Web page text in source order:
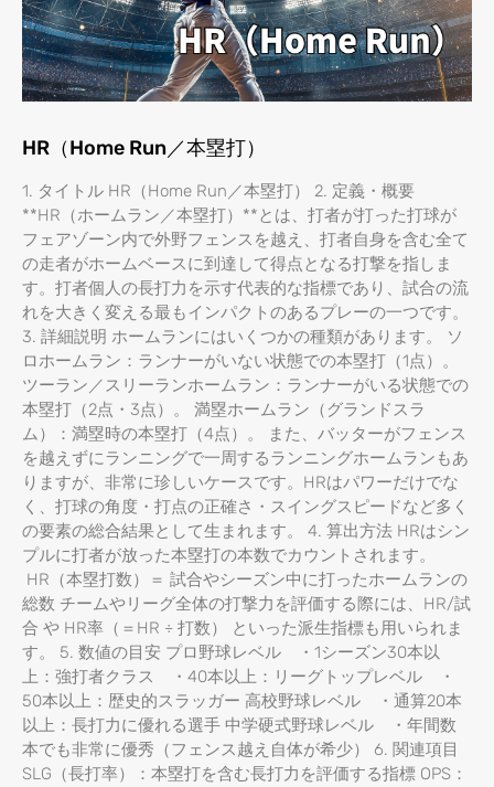
HR（Home Run／本塁打）
1. タイトル HR（Home Run／本塁打） 2. 定義・概要
**HR（ホームラン／本塁打）**とは、打者が打った打球が
フェアゾーン内で外野フェンスを越え、打者自身を含む全て
の走者がホームベースに到達して得点となる打撃を指しま
す。打者個人の長打力を示す代表的な指標であり、試合の流
れを大きく変える最もインパクトのあるプレーの一つです。
3. 詳細説明 ホームランにはいくつかの種類があります。 ソ
ロホームラン：ランナーがいない状態での本塁打（1点）。
ツーラン／スリーランホームラン：ランナーがいる状態での
本塁打（2点・3点）。 満塁ホームラン（グランドスラ
ム）：満塁時の本塁打（4点）。 また、バッターがフェンス
を越えずにランニングで一周するランニングホームランもあ
りますが、非常に珍しいケースです。HRはパワーだけでな
く、打球の角度・打点の正確さ・スイングスピードなど多く
の要素の総合結果として生まれます。 4. 算出方法 HRはシン
プルに打者が放った本塁打の本数でカウントされます。
HR（本塁打数）＝ 試合やシーズン中に打ったホームランの
総数 チームやリーグ全体の打撃力を評価する際には、HR/試
合 や HR率（＝HR ÷ 打数） といった派生指標も用いられま
す。 5. 数値の目安 プロ野球レベル ・1シーズン30本以
上：強打者クラス ・40本以上：リーグトップレベル ・
50本以上：歴史的スラッガー 高校野球レベル ・通算20本
以上：長打力に優れる選手 中学硬式野球レベル ・年間数
本でも非常に優秀（フェンス越え自体が希少） 6. 関連項目
SLG（長打率）：本塁打を含む長打力を評価する指標 OPS：